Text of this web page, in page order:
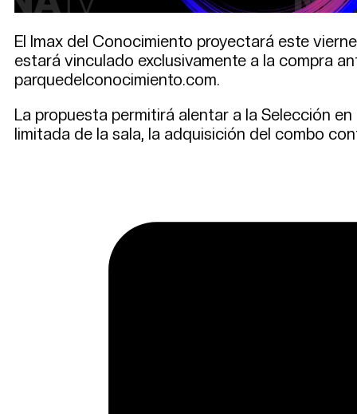
El Imax del Conocimiento proyectará este
estará vinculado exclusivamente a la compra
parquedelconocimiento.com.
La propuesta permitirá alentar a la Selección
limitada de la sala, la adquisición del combo